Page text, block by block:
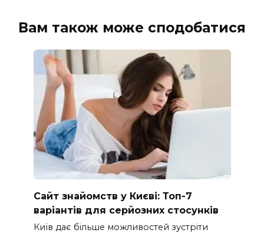
Вам також може сподобатися
Сайт знайомств у Києві: Топ-7
варіантів для серйозних стосунків
Київ дає більше можливостей зустріти